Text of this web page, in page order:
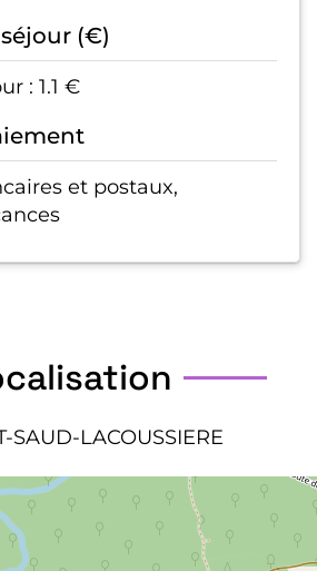
(€)
: 1.1 €
et postaux,
SAUD-LACOUSSIERE